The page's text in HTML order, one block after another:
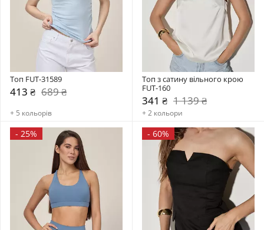
Топ FUT-31589
413 ₴ 689 ₴
+ 5 кольорів
Топ з сатину вільного крою
FUT-160
341 ₴ 1 139 ₴
+ 2 кольори
- 25% - 60%